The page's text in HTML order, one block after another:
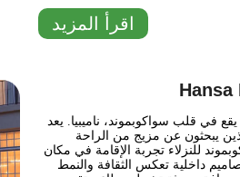
اقرأ المزيد
Hansa
في قلب سواكوبموند، ناميبيا. يعد
يبحثون عن مزيج من الراحة
للنزلاء تجربة الإقامة في مكان
داخلية تعكس الثقافة والنمط